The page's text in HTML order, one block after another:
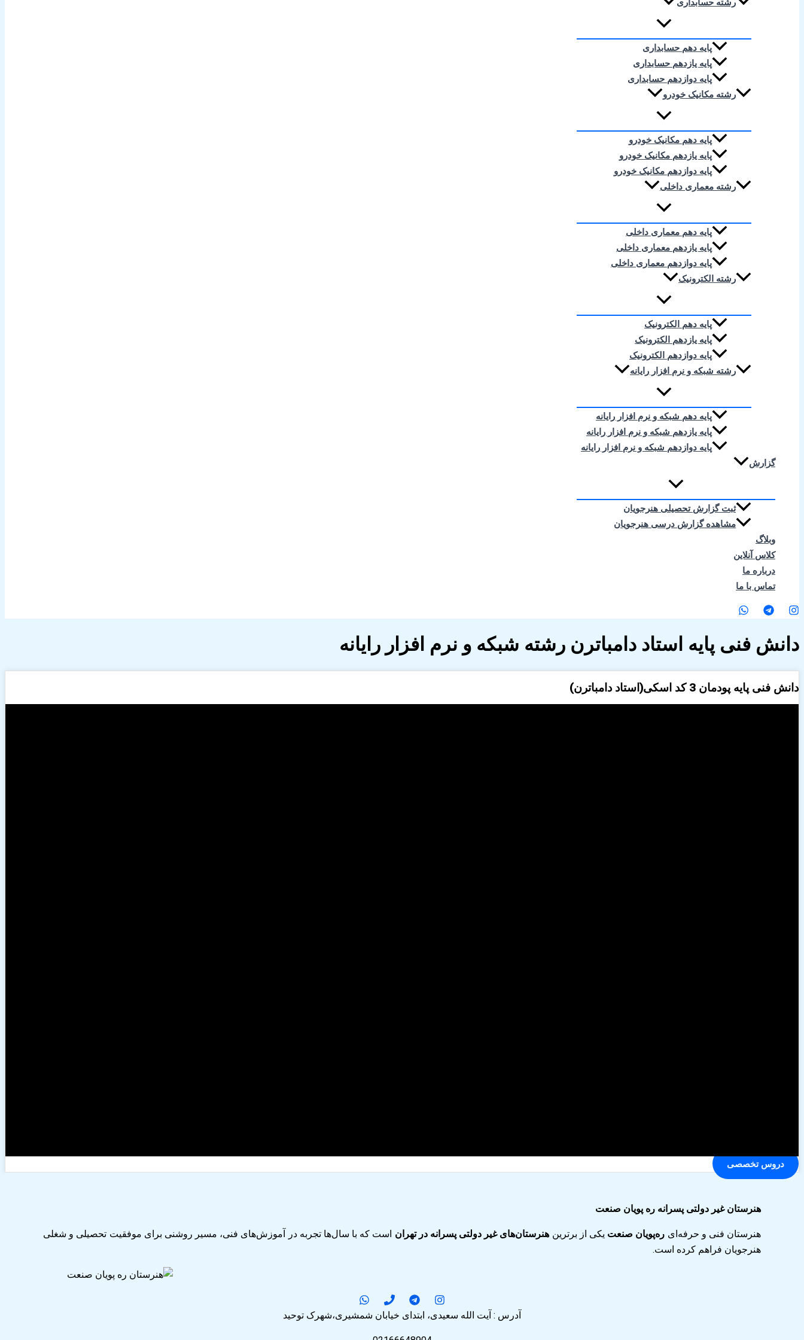
پایه دهم حسابداری
پایه یازدهم حسابداری
پایه دوازدهم حسابداری
رشته مکانیک خودرو
پایه دهم مکانیک خودرو
پایه یازدهم مکانیک خودرو
پایه دوازدهم مکانیک خودرو
رشته معماری داخلی
پایه دهم معماری داخلی
پایه یازدهم معماری داخلی
پایه دوازدهم معماری داخلی
رشته الکترونیک
پایه دهم الکترونیک
پایه یازدهم الکترونیک
پایه دوازدهم الکترونیک
رشته شبکه و نرم افزار رایانه
پایه دهم شبکه و نرم افزار رایانه
پایه یازدهم شبکه و نرم افزار رایانه
پایه دوازدهم شبکه و نرم افزار رایانه
گزارش
ثبت گزارش تحصیلی هنرجویان
مشاهده گزارش درسی هنرجویان
وبلاگ
کلاس آنلاین
درباره ما
تماس با ما
دانش فنی پایه استاد دامباترن رشته شبکه و نرم افزار رایانه
دانش فنی پایه پودمان 3 کد اسکی(استاد دامباترن)
دروس تخصصی
هنرستان غیر دولتی پسرانه ره پویان صنعت
هنرستان فنی و حرفه‌ای ره‌پویان صنعت یکی از برترین هنرستان‌های غیر دولتی پسرانه در تهران است که با سال‌ها تجربه در آموزش‌های فنی، مسیر روشنی برای موفقیت تحصیلی و شغلی
هنرجویان فراهم کرده است.
آدرس : آیت الله سعیدی، ابتدای خیابان شمشیری،شهرک توحید